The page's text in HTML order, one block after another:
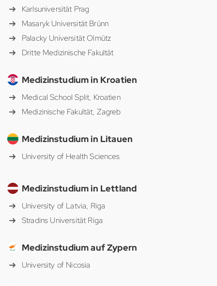
Karlsuniversität Prag
Masaryk Universität Brünn
Palacky Universität Olmütz
Dritte Medizinische Fakultät
Medizinstudium in Kroatien
Medical School Split, Kroatien
Medizinische Fakultät, Zagreb
Medizinstudium in Litauen
University of Health Sciences
Medizinstudium in Lettland
University of Latvia, Riga
Stradins Universität Riga
Medizinstudium auf Zypern
University of Nicosia